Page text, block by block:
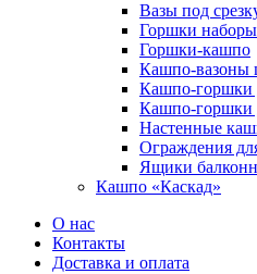
Вазы под
Горшки наборы
Горшки-кашпо
Кашпо-вазоны
Кашпо-горшки
Кашпо-горшки
Настенные
Ограждения
Ящики
Кашпо «Каскад»
О нас
Контакты
Доставка и оплата